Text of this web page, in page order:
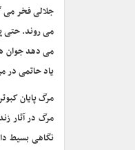
جلالی فخر می
می روند. حتی
می دهد جوان
یاد حاتمی در
مرگ پایان
مرگ در آثار
نگاهی بسیط